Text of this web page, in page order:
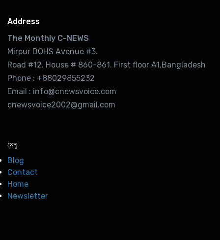
Address
The Monthly C-NEWS
Mirpur DOHS Avenue #3.
Road #12. House # 860-861. First floor A1,Bangladesh
Phone : +88029855232
Email : info@cnewsvoice.com
cnewsvoice2002@gmail.com
মেনু
Blog
Contact
Home
Newsletter